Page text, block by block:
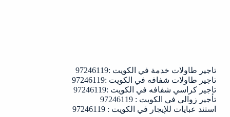
تاجير طاولات خدمة في الكويت :97246119
تاجير طاولات شفافه في الكويت :97246119
تاجير كراسي شفافه في الكويت :97246119
تأجير زوالي في الكويت : 97246119
استند عبايات للإيجار في الكويت : 97246119